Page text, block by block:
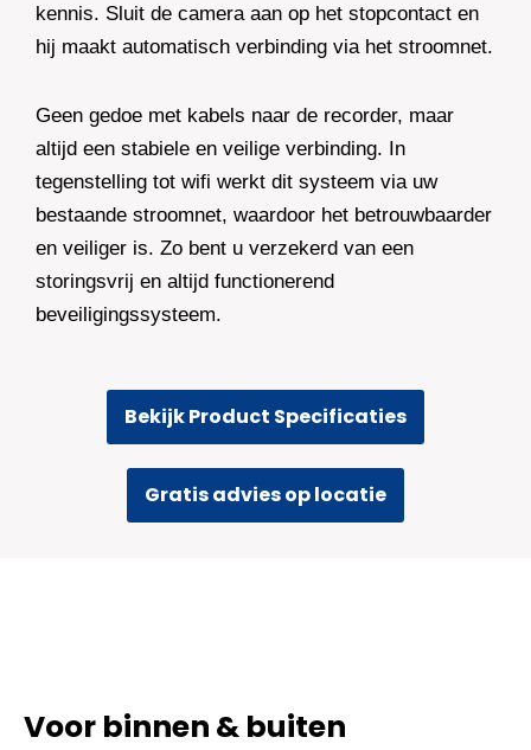
kennis. Sluit de camera aan op het stopcontact en
hij maakt automatisch verbinding via het stroomnet.
Geen gedoe met kabels naar de recorder, maar
altijd een stabiele en veilige verbinding. In
tegenstelling tot wifi werkt dit systeem via uw
bestaande stroomnet, waardoor het betrouwbaarder
en veiliger is. Zo bent u verzekerd van een
storingsvrij en altijd functionerend
beveiligingssysteem.
Bekijk Product Specificaties
Gratis advies op locatie
Voor binnen & buiten